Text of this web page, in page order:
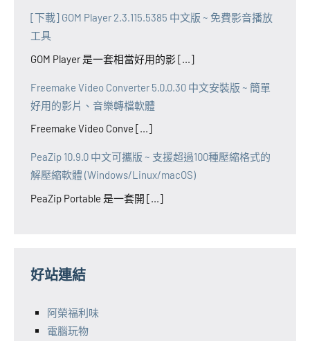
[下載] GOM Player 2.3.115.5385 中文版 ~ 免費影音播放
工具
GOM Player 是一套相當好用的影 [...]
Freemake Video Converter 5.0.0.30 中文安裝版 ~ 簡單
好用的影片、音樂轉檔軟體
Freemake Video Conve [...]
PeaZip 10.9.0 中文可攜版 ~ 支援超過100種壓縮格式的
解壓縮軟體 (Windows/Linux/macOS)
PeaZip Portable 是一套開 [...]
好站連結
阿榮福利味
電腦玩物